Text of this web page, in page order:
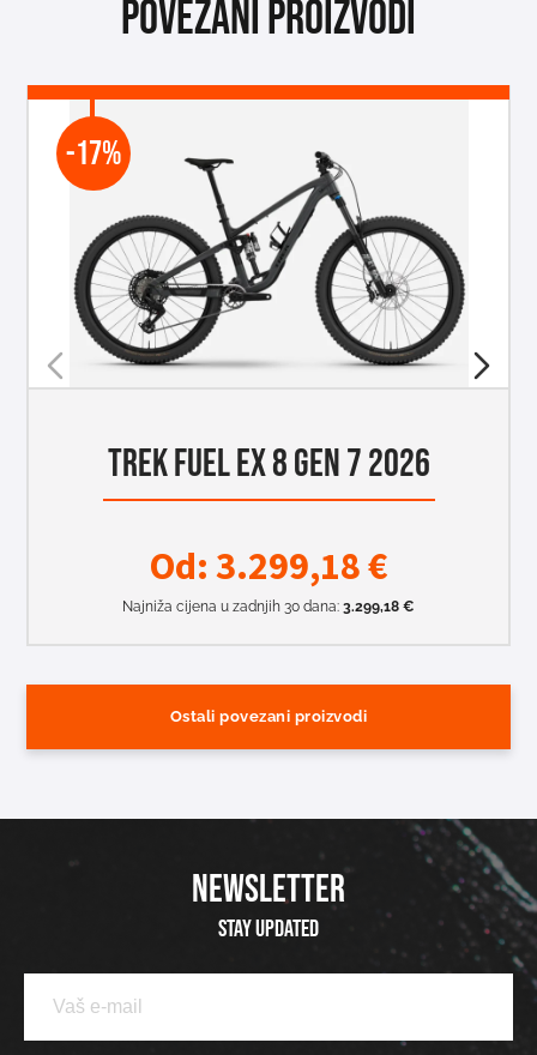
Povezani proizvodi
-17%
TREK FUEL EX 8 GEN 7 2026
Od:3.299,18€
Najniža cijena u zadnjih 30 dana: 3.299,18 €
Ostali povezani proizvodi
NEWSLETTER
Stay updated